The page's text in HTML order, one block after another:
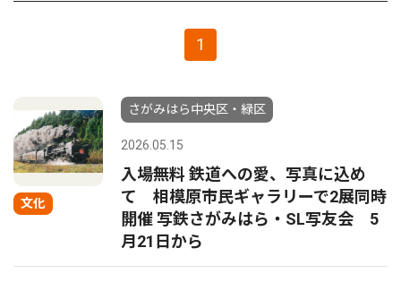
1
文化
さがみはら中央区・緑区
2026.05.15
入場無料 鉄道への愛、写真に込め
て 相模原市民ギャラリーで2展同時
開催 写鉄さがみはら・SL写友会 5
月21日から